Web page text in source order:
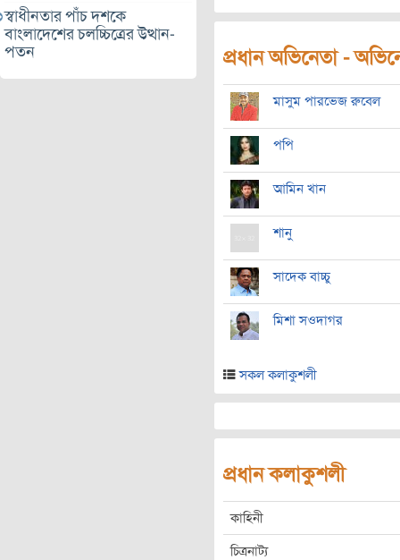
স্বাধীনতার পাঁচ দশকে
বাংলাদেশের চলচ্চিত্রের উত্থান-
পতন
প্রধান অভিনেতা -
মাসুম পারভেজ রুবেল
পপি
আমিন খান
শানু
সাদেক বাচ্চু
মিশা সওদাগর
সকল কলাকুশলী
প্রধান কলাকুশলী
কাহিনী
চিত্রনাট্য